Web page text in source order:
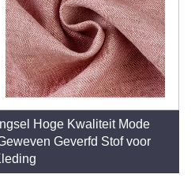
Hoge Kwaliteit Mode
Geverfd Stof voor